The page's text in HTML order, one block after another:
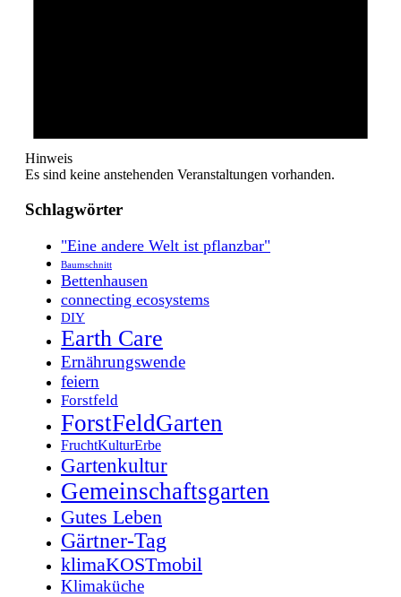
Hinweis
Es sind keine anstehenden Veranstaltungen vorhanden.
Schlagwörter
"Eine andere Welt ist pflanzbar"
Baumschnitt
Bettenhausen
connecting ecosystems
DIY
Earth Care
Ernährungswende
feiern
Forstfeld
ForstFeldGarten
FruchtKulturErbe
Gartenkultur
Gemeinschaftsgarten
Gutes Leben
Gärtner-Tag
klimaKOSTmobil
Klimaküche